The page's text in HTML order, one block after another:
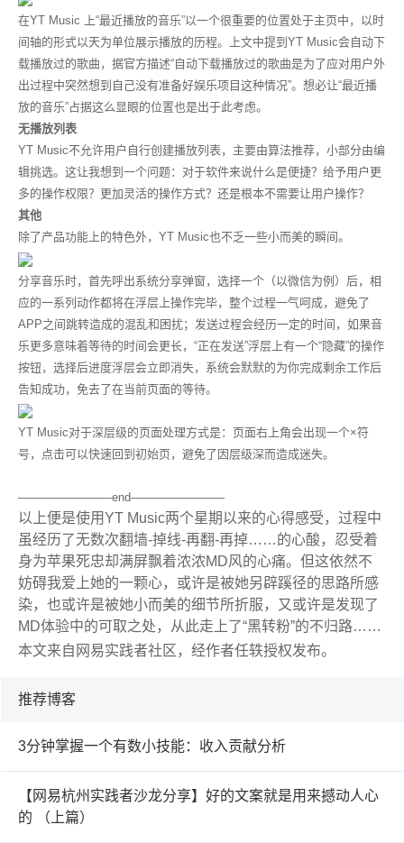
在YT Music 上“最近播放的音乐”以一个很重要的位置处于主页中，以时
间轴的形式以天为单位展示播放的历程。上文中提到YT Music会自动下
载播放过的歌曲，据官方描述“自动下载播放过的歌曲是为了应对用户外
出过程中突然想到自己没有准备好娱乐项目这种情况”。想必让“最近播
放的音乐”占据这么显眼的位置也是出于此考虑。
无播放列表
YT Music不允许用户自行创建播放列表，主要由算法推荐，小部分由编
辑挑选。这让我想到一个问题：对于软件来说什么是便捷？给予用户更
多的操作权限？更加灵活的操作方式？还是根本不需要让用户操作？
其他
除了产品功能上的特色外，YT Music也不乏一些小而美的瞬间。
分享音乐时，首先呼出系统分享弹窗，选择一个（以微信为例）后，相
应的一系列动作都将在浮层上操作完毕，整个过程一气呵成，避免了
APP之间跳转造成的混乱和困扰；发送过程会经历一定的时间，如果音
乐更多意味着等待的时间会更长，“正在发送”浮层上有一个“隐藏”的操作
按钮，选择后进度浮层会立即消失，系统会默默的为你完成剩余工作后
告知成功，免去了在当前页面的等待。
YT Music对于深层级的页面处理方式是：页面右上角会出现一个×符
号，点击可以快速回到初始页，避免了因层级深而造成迷失。
————————end————————
以上便是使用YT Music两个星期以来的心得感受，过程中
虽经历了无数次翻墙-掉线-再翻-再掉……的心酸，忍受着
身为苹果死忠却满屏飘着浓浓MD风的心痛。但这依然不
妨碍我爱上她的一颗心，或许是被她另辟蹊径的思路所感
染，也或许是被她小而美的细节所折服，又或许是发现了
MD体验中的可取之处，从此走上了“黑转粉”的不归路……
本文来自网易实践者社区，经作者任轶授权发布。
推荐博客
3分钟掌握一个有数小技能：收入贡献分析
【网易杭州实践者沙龙分享】好的文案就是用来撼动人心
的 （上篇）